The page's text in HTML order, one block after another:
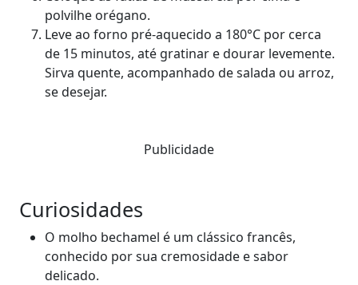
polvilhe orégano.
Leve ao forno pré-aquecido a 180°C por cerca
de 15 minutos, até gratinar e dourar levemente.
Sirva quente, acompanhado de salada ou arroz,
se desejar.
Publicidade
Curiosidades
O molho bechamel é um clássico francês,
conhecido por sua cremosidade e sabor
delicado.